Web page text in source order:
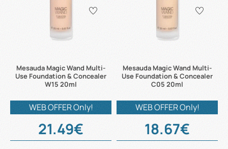
Mesauda Magic Wand Multi-
Use Foundation & Concealer
W15 20ml
WEB OFFER Only!
21.49€
Mesauda Magic Wand Multi-
Use Foundation & Concealer
C05 20ml
WEB OFFER Only!
18.67€